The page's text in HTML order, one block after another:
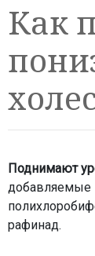
Как
Поднимают
добавляемые
рафинад.